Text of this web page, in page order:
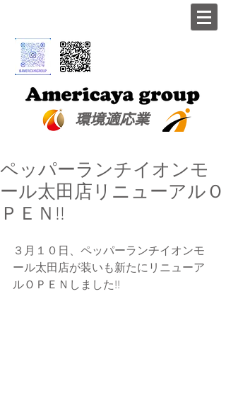
​環境適応業
ペッパーランチイオンモ
ール太田店リニューアルＯ
ＰＥＮ!!
３月１０日、ペッパーランチイオンモ
ール太田店が装いも新たにリニューア
ルＯＰＥＮしました!!